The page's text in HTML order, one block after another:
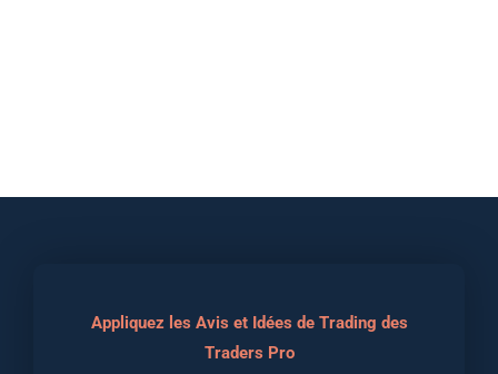
Appliquez les Avis et Idées de Trading des
Traders Pro